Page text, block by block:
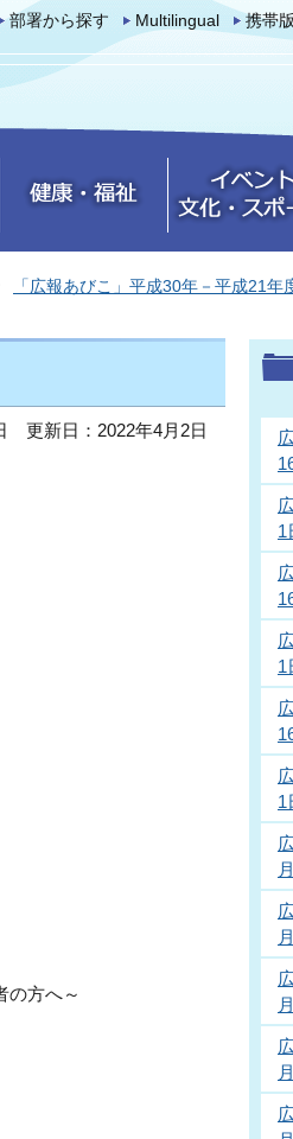
部署から探す Multilingual 携帯
「広報あびこ」平成30年－平成21年
更新日：2022年4月2日
の方へ～
1
1
1